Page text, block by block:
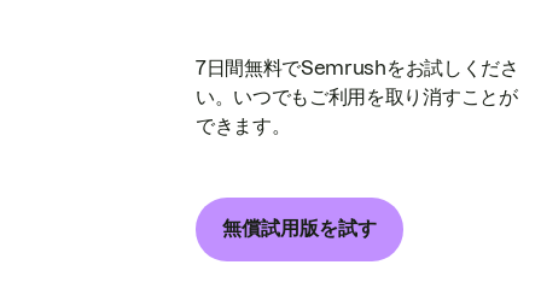
7日間無料でSemrushをお試しくださ
い。いつでもご利用を取り消すことが
できます。
無償試用版を試す